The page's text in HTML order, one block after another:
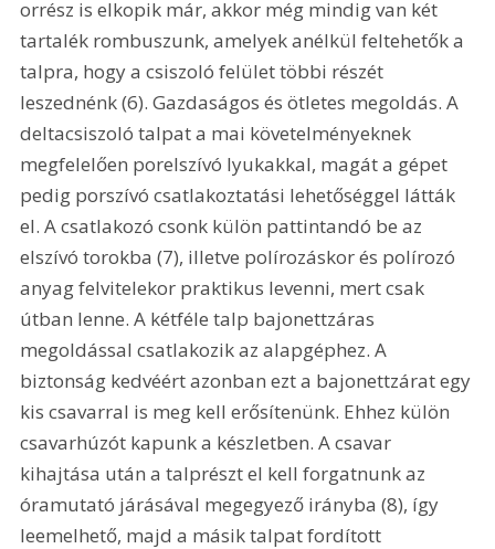
orrész is elkopik már, akkor még mindig van két
tartalék rombuszunk, amelyek anélkül feltehetők a
talpra, hogy a csiszoló felület többi részét
leszednénk (6). Gazdaságos és ötletes megoldás. A
deltacsiszoló talpat a mai követelményeknek
megfelelően porelszívó lyukakkal, magát a gépet
pedig porszívó csatlakoztatási lehetőséggel látták
el. A csatlakozó csonk külön pattintandó be az
elszívó torokba (7), illetve polírozáskor és polírozó
anyag felvitelekor praktikus levenni, mert csak
útban lenne. A kétféle talp bajonettzáras
megoldással csatlakozik az alapgéphez. A
biztonság kedvéért azonban ezt a bajonettzárat egy
kis csavarral is meg kell erősítenünk. Ehhez külön
csavarhúzót kapunk a készletben. A csavar
kihajtása után a talprészt el kell forgatnunk az
óramutató járásával megegyező irányba (8), így
leemelhető, majd a másik talpat fordított